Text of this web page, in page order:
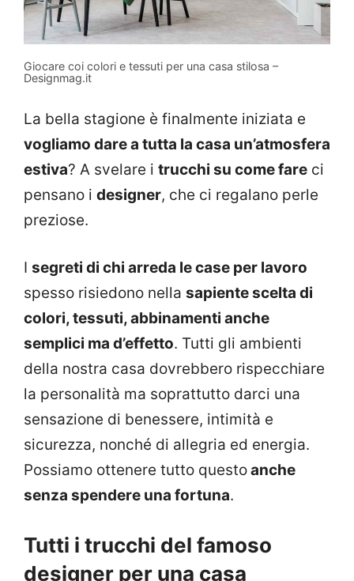
Giocare coi colori e tessuti per una casa stilosa –
Designmag.it
La bella stagione è finalmente iniziata e
vogliamo dare a tutta la casa un’atmosfera
estiva? A svelare i trucchi su come fare ci
pensano i designer, che ci regalano perle
preziose.
I segreti di chi arreda le case per lavoro
spesso risiedono nella sapiente scelta di
colori, tessuti, abbinamenti anche
semplici ma d’effetto. Tutti gli ambienti
della nostra casa dovrebbero rispecchiare
la personalità ma soprattutto darci una
sensazione di benessere, intimità e
sicurezza, nonché di allegria ed energia.
Possiamo ottenere tutto questoanche
senza spendere una fortuna.
Tutti i trucchi del famoso
designer per una casa